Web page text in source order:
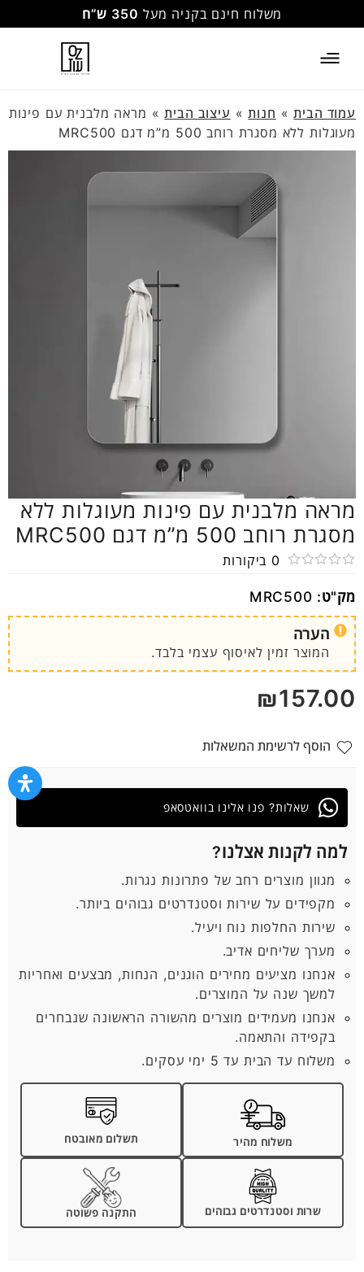
משלוח חינם בקניה מעל 350 ש”ח
עמוד הבית» חנות» עיצוב הבית» מראה מלבנית עם פינות
מעוגלות ללא מסגרת רוחב 500 מ”מ דגם MRC500
מראה מלבנית עם פינות מעוגלות ללא
מסגרת רוחב 500 מ”מ דגם MRC500
0
מתוך
5
0 ביקורות
מק"ט: MRC500
הערה
המוצר זמין לאיסוף עצמי בלבד.
₪157.00
הוסף לרשימת המשאלות
למה לקנות אצלנו?
מגוון מוצרים רחב של פתרונות נגרות.
מקפידים על שירות וסטנדרטים גבוהים ביותר.
שירות החלפות נוח ויעיל.
מערך שליחים אדיב.
אנחנו מציעים מחירים הוגנים, הנחות, מבצעים ואחריות
למשך שנה על המוצרים.
אנחנו מעמידים מוצרים מהשורה הראשונה שנבחרים
בקפידה והתאמה.
משלוח עד הבית עד 5 ימי עסקים.
משלוח מהיר תשלום מאובטח
שרות וסטנדרטים גבוהים התקנה פשוטה
שאלות? פנו אלינו בוואטסאפ